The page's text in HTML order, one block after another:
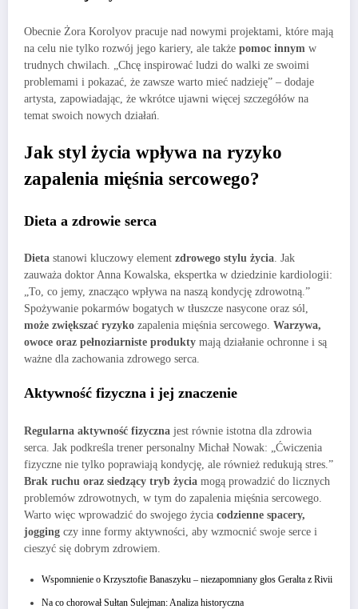
Obecnie Żora Korolyov pracuje nad nowymi projektami, które mają
na celu nie tylko rozwój jego kariery, ale także pomoc innym w
trudnych chwilach. „Chcę inspirować ludzi do walki ze swoimi
problemami i pokazać, że zawsze warto mieć nadzieję” – dodaje
artysta, zapowiadając, że wkrótce ujawni więcej szczegółów na
temat swoich nowych działań.
Jak styl życia wpływa na ryzyko
zapalenia mięśnia sercowego?
Dieta a zdrowie serca
Dieta stanowi kluczowy element zdrowego stylu życia. Jak
zauważa doktor Anna Kowalska, ekspertka w dziedzinie kardiologii:
„To, co jemy, znacząco wpływa na naszą kondycję zdrowotną.”
Spożywanie pokarmów bogatych w tłuszcze nasycone oraz sól,
może zwiększać ryzyko zapalenia mięśnia sercowego. Warzywa,
owoce oraz pełnoziarniste produkty mają działanie ochronne i są
ważne dla zachowania zdrowego serca.
Aktywność fizyczna i jej znaczenie
Regularna aktywność fizyczna jest równie istotna dla zdrowia
serca. Jak podkreśla trener personalny Michał Nowak: „Ćwiczenia
fizyczne nie tylko poprawiają kondycję, ale również redukują stres.”
Brak ruchu oraz siedzący tryb życia mogą prowadzić do licznych
problemów zdrowotnych, w tym do zapalenia mięśnia sercowego.
Warto więc wprowadzić do swojego życia codzienne spacery,
jogging czy inne formy aktywności, aby wzmocnić swoje serce i
cieszyć się dobrym zdrowiem.
Wspomnienie o Krzysztofie Banaszyku – niezapomniany głos Geralta z Rivii
Na co chorował Sułtan Sulejman: Analiza historyczna